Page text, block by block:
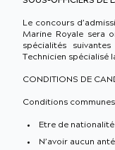
Le concours
Marine Royale sera
spécialités
Technicien spécialisé
CONDITIONS DE
Conditions
Etre de
N’avoir aucun